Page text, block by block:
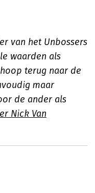
van het Unbossers
waarden als
terug naar de
maar
de ander als
Nick Van